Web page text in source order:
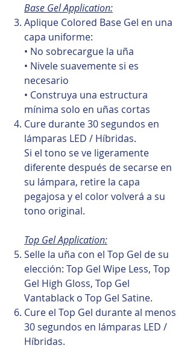
Base Gel Application:
Aplique Colored Base Gel en una
capa uniforme:
• No sobrecargue la uña
• Nivele suavemente si es
necesario
• Construya una estructura
mínima solo en uñas cortas
Cure durante 30 segundos en
lámparas LED / Híbridas.
Si el tono se ve ligeramente
diferente después de secarse en
su lámpara, retire la capa
pegajosa y el color volverá a su
tono original.
Top Gel Application:
Selle la uña con el Top Gel de su
elección: Top Gel Wipe Less, Top
Gel High Gloss, Top Gel
Vantablack o Top Gel Satine.
Cure el Top Gel durante al menos
30 segundos en lámparas LED /
Híbridas.